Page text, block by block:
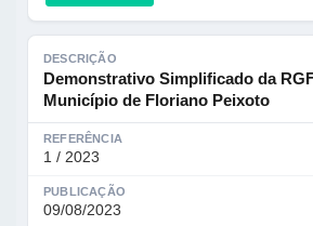
DESCRIÇÃO
Demonstrativo Simplificado da
Município de Floriano Peixoto
REFERÊNCIA
1 / 2023
PUBLICAÇÃO
09/08/2023